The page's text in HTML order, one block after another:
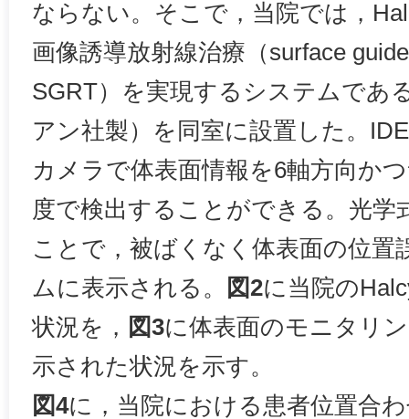
ならない。そこで，当院では，
画像誘導放射線治療（surface
SGRT）を実現するシステムであ
アン社製）を同室に設置した。
カメラで体表面情報を6軸方向か
度で検出することができる。光学
ことで，被ばくなく体表面の位置
ムに表示される。
図2に当院の
状況を， 図3に体表面のモニタリ
示された状況を示す。
図4に，当院における患者位置合